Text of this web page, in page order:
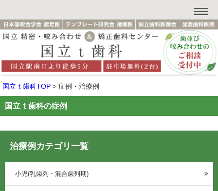
国立ｔ歯科TOP > 症例・治療例
国立ｔ歯科の症例
治療例カテゴリ一覧
小児(乳歯列・混合歯列期)